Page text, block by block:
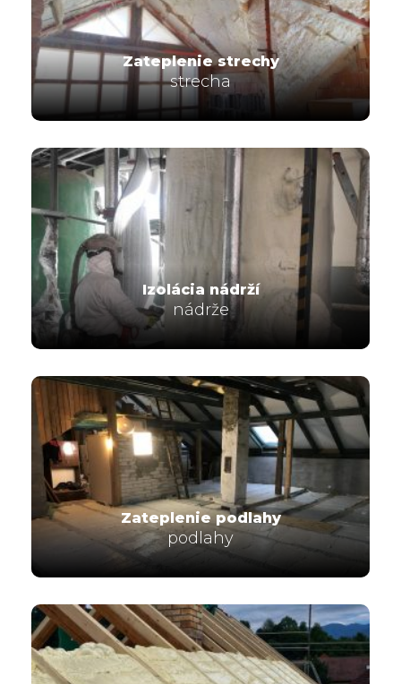
Zateplenie strechy
strecha
Izolácia nádrží
nádrže
Zateplenie podlahy
podlahy